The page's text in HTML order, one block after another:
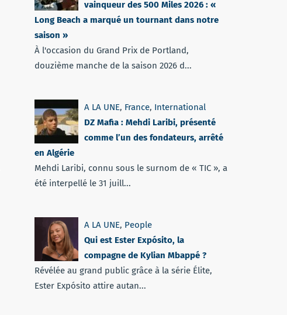
vainqueur des 500 Miles 2026 : «
Long Beach a marqué un tournant dans notre
saison »
À l'occasion du Grand Prix de Portland,
douzième manche de la saison 2026 d...
A LA UNE, France, International
DZ Mafia : Mehdi Laribi, présenté
comme l’un des fondateurs, arrêté
en Algérie
Mehdi Laribi, connu sous le surnom de « TIC », a
été interpellé le 31 juill...
A LA UNE, People
Qui est Ester Expósito, la
compagne de Kylian Mbappé ?
Révélée au grand public grâce à la série Élite,
Ester Expósito attire autan...